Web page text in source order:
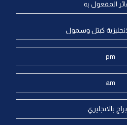
المفعول به
كبتل وسمول
pm
am
بالانجليزي